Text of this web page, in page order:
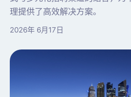
理提供了高效解决方案。
2026年 6月17日